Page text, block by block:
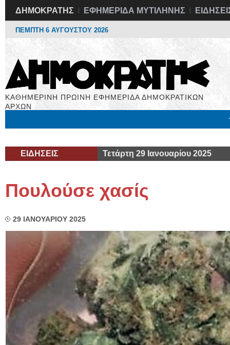
ΔΗΜΟΚΡΑΤΗΣ ΕΦΗΜΕΡΙΔΑ ΜΥΤΙΛΗΝΗΣ
ΠΕΜΠΤΗ 6 ΑΥΓΟΥΣΤΟΥ 2026
ΚΑΘΗΜΕΡΙΝΗ ΠΡΩΙΝΗ ΕΦΗΜΕΡΙΔΑ ΔΗΜΟΚΡΑΤΙΚΩΝ
ΑΡΧΩΝ
ΕΙΔΗΣΕΙΣ Τετάρτη 29 Ιανουαρίου 2025
Πουλούσε χασίς
29 ΙΑΝΟΥΑΡΙΟΥ 2025